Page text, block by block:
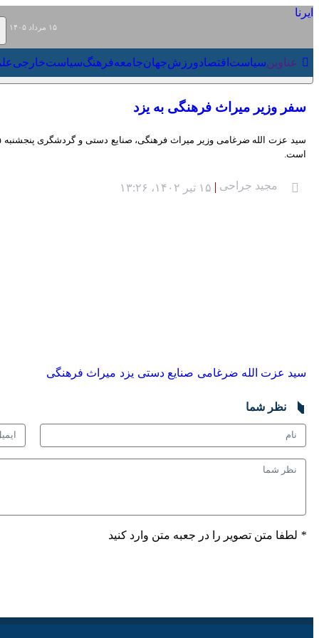
عناوین‌ سیاست اقتصاد ورزش جهان جامعه فرهنگ
سفر وزیر میراث فرهنگی به یزد
سید عزت الله ضرغامی وزیر میراث فرهنگی، صنایع دستی و گردشگری پنجشنبه ۱۵ تیر ۱۴۰۲ به استان یزد سفر کرد. بازدید از بافت تاریخی عقدا، آغاز عملیات اجرایی هتل پنج ستاره و بازدید از بافت تاریخی اردکان از برنامه های وزیر به استان یزد است.